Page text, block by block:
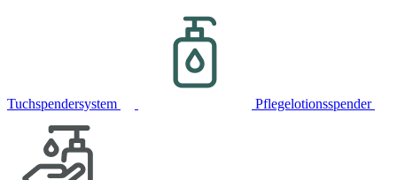
Tuchspendersystem Pflegelotionsspender